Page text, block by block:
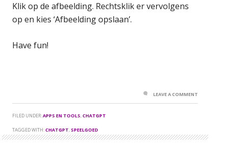
Klik op de afbeelding. Rechtsklik er vervolgens
op en kies ‘Afbeelding opslaan’.
Have fun!
FILED UNDER:APPS EN TOOLS,CHATGPT
TAGGED WITH:CHATGPT, SPEELGOED
LEAVE A COMMENT